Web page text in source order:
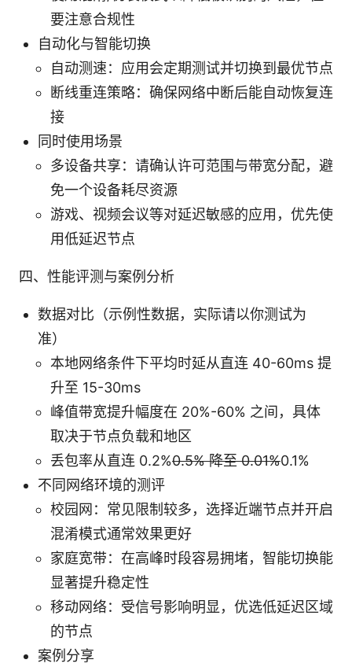
要注意合规性
自动化与智能切换
自动测速：应用会定期测试并切换到最优节点
断线重连策略：确保网络中断后能自动恢复连
接
同时使用场景
多设备共享：请确认许可范围与带宽分配，避
免一个设备耗尽资源
游戏、视频会议等对延迟敏感的应用，优先使
用低延迟节点
四、性能评测与案例分析
数据对比（示例性数据，实际请以你测试为
准）
本地网络条件下平均时延从直连 40-60ms 提
升至 15-30ms
峰值带宽提升幅度在 20%-60% 之间，具体
取决于节点负载和地区
丢包率从直连 0.2%0.5% 降至 0.01%0.1%
不同网络环境的测评
校园网：常见限制较多，选择近端节点并开启
混淆模式通常效果更好
家庭宽带：在高峰时段容易拥堵，智能切换能
显著提升稳定性
移动网络：受信号影响明显，优选低延迟区域
的节点
案例分享